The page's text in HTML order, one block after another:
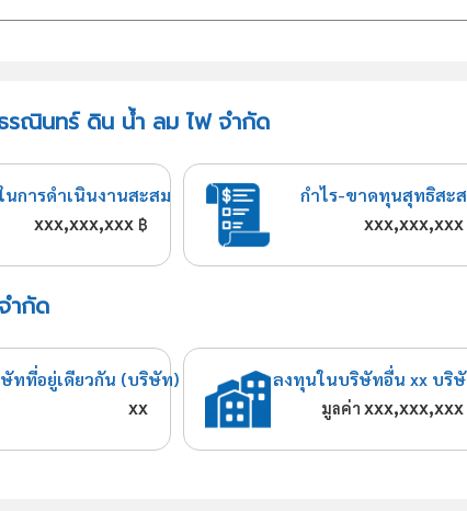
รณินทร์ ดิน น้ำ ลม ไฟ จำกัด
นการดำเนินงานสะสม
xxx,xxx,xxx ฿
กำไร-ขาดทุนสุทธิสะ
xxx,xxx,xxx
ำกัด
ทที่อยู่เดียวกัน (บริษัท)
xx
ลงทุนในบริษัทอื่น xx บริ
มูลค่าxxx,xxx,xxx